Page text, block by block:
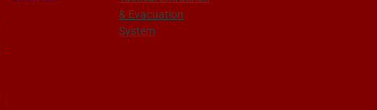
& Evacuation
System